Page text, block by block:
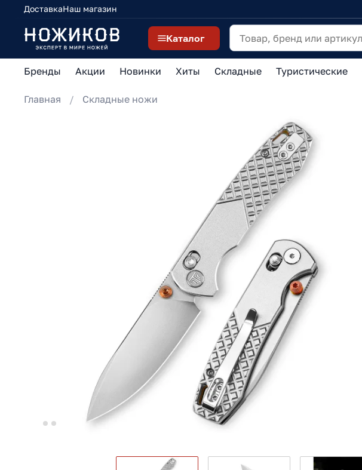
ДоставкаНаш магазин
Каталог
Бренды Акции Новинки Хиты Складные Туристические
Главная Складные ножи